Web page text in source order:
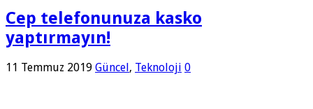
Cep telefonunuza kasko
yaptırmayın!
11 Temmuz 2019 Güncel , Teknoloji 0